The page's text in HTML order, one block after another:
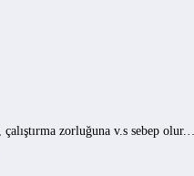
zorluğuna v.s sebep olur.…